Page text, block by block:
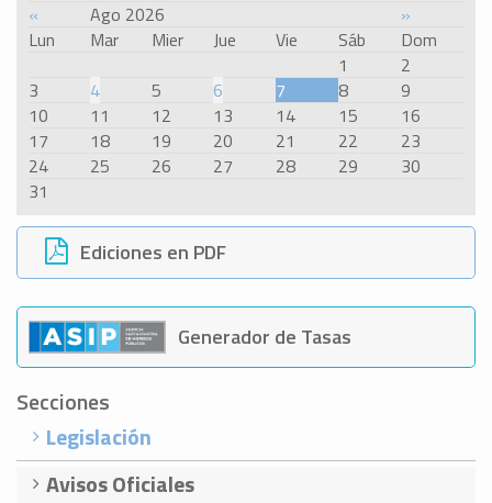
« Ago 2026
»
Lun
Mar Mier Jue Vie Sáb
Dom
1
2
3
4 5 6 7 8
9
10
11 12 13 14 15
16
17
18 19 20 21 22
23
24
25 26 27 28 29
30
31
Ediciones en PDF
Generador de Tasas
Secciones
Legislación
Avisos Oficiales